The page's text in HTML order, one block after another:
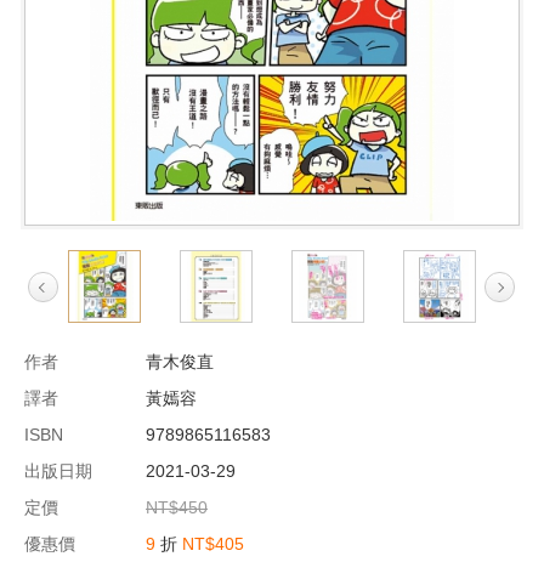
作者
青木俊直
譯者
黃嫣容
ISBN
9789865116583
出版日期
2021-03-29
定價
NT$450
優惠價
9 折 NT$405